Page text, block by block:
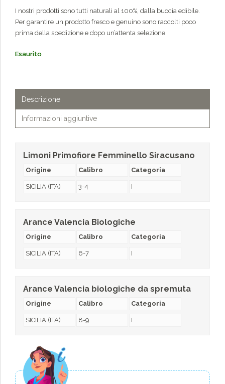
I nostri prodotti sono tutti naturali al 100%, dalla buccia edibile.
Per garantire un prodotto fresco e genuino sono raccolti poco
prima della spedizione e dopo un’attenta selezione.
Esaurito
Descrizione
Informazioni aggiuntive
Limoni Primofiore Femminello Siracusano
Origine Calibro Categoria
SICILIA (ITA) 3-4 I
Arance Valencia Biologiche
Origine Calibro Categoria
SICILIA (ITA) 6-7 I
Arance Valencia biologiche da spremuta
Origine Calibro Categoria
SICILIA (ITA) 8-9 I